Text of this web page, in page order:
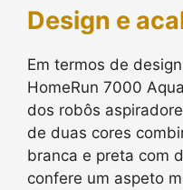
Design e
Em termos de
HomeRun 7000
dos robôs
de duas cores
branca e preta com
confere um aspeto